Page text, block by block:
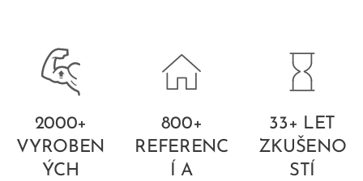
2000+
VYROBEN
ÝCH
800+
REFERENC
Í A
33+ LET
ZKUŠENO
STÍ